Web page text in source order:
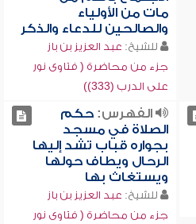
مات من الأولياء
والصالحين للدعاء والذكر
للشيخ: عبد العزيز بن باز
جزء من محاضرة ( فتاوى نور
على الدرب (333))
الفهرس:حكم
الصلاة في مسجد
بجواره قباب تشد إليها
الرحال ويطاف حولها
ويستغاث بها
للشيخ: عبد العزيز بن باز
جزء من محاضرة ( فتاوى نور